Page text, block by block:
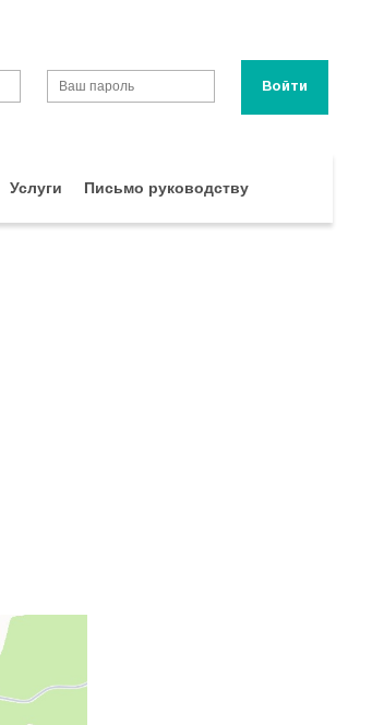
Услуги Письмо руководству